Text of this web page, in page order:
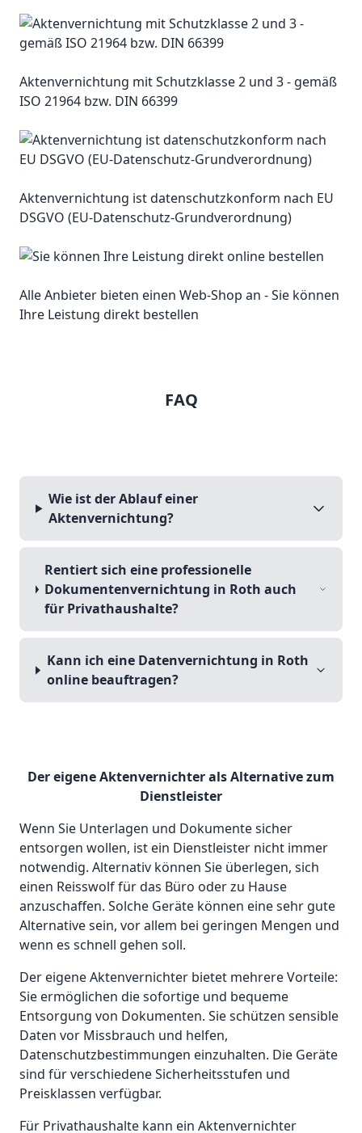
Aktenvernichtung mit Schutzklasse 2 und 3 - gemäß
ISO 21964 bzw. DIN 66399
Aktenvernichtung ist datenschutzkonform nach EU
DSGVO (EU-Datenschutz-Grundverordnung)
Alle Anbieter bieten einen Web-Shop an - Sie können
Ihre Leistung direkt bestellen
FAQ
Wie ist der Ablauf einer
Aktenvernichtung?
Rentiert sich eine professionelle
Dokumentenvernichtung in Roth auch
für Privathaushalte?
Kann ich eine Datenvernichtung in Roth
online beauftragen?
Der eigene Aktenvernichter als Alternative zum
Dienstleister
Wenn Sie Unterlagen und Dokumente sicher
entsorgen wollen, ist ein Dienstleister nicht immer
notwendig. Alternativ können Sie überlegen, sich
einen Reisswolf für das Büro oder zu Hause
anzuschaffen. Solche Geräte können eine sehr gute
Alternative sein, vor allem bei geringen Mengen und
wenn es schnell gehen soll.
Der eigene Aktenvernichter bietet mehrere Vorteile:
Sie ermöglichen die sofortige und bequeme
Entsorgung von Dokumenten. Sie schützen sensible
Daten vor Missbrauch und helfen,
Datenschutzbestimmungen einzuhalten. Die Geräte
sind für verschiedene Sicherheitsstufen und
Preisklassen verfügbar.
Für Privathaushalte kann ein Aktenvernichter